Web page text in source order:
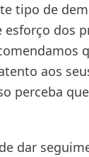
tipo de
esforço dos
aos
perceba
dar